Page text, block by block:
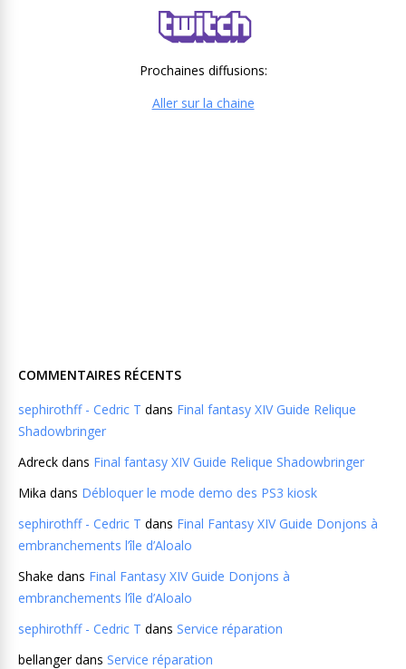
Prochaines diffusions:
Aller sur la chaine
COMMENTAIRES RÉCENTS
sephirothff - Cedric T dans Final fantasy XIV Guide Relique
Shadowbringer
Adreck dans Final fantasy XIV Guide Relique Shadowbringer
Mika dans Débloquer le mode demo des PS3 kiosk
sephirothff - Cedric T dans Final Fantasy XIV Guide Donjons à
embranchements l’île d’Aloalo
Shake dans Final Fantasy XIV Guide Donjons à
embranchements l’île d’Aloalo
sephirothff - Cedric T dans Service réparation
bellangerdans Service réparation